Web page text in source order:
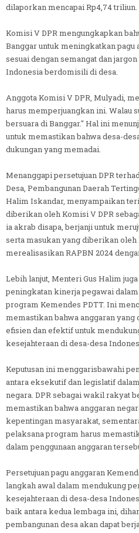
dilaporkan mencapai Rp4,74 triliun.
Komisi V DPR mengungkapkan
Banggar untuk meningkatkan pagu
sesuai dengan semangat dan
Indonesia berdomisili di desa.
Anggota Komisi V DPR, Mulyadi,
harus memperjuangkan ini. Walau
bersuara di Banggar." Hal ini
untuk memastikan bahwa desa-
dukungan yang memadai.
Menanggapi persetujuan DPR
Desa, Pembangunan Daerah
Halim Iskandar, menyampaikan
diberikan oleh Komisi V DPR
ia akrab disapa, berjanji untuk
serta masukan yang diberikan oleh
merealisasikan RAPBN 2024
Lebih lanjut, Menteri Gus Halim
peningkatan kinerja pegawai
program Kemendes PDTT. Ini
memastikan bahwa anggaran yang
efisien dan efektif untuk
kesejahteraan di desa-desa
Keputusan ini menggarisbawahi
antara eksekutif dan legislatif
negara. DPR sebagai wakil rakyat
memastikan bahwa anggaran
kepentingan masyarakat,
pelaksana program harus
dalam penggunaan anggaran
Persetujuan pagu anggaran
langkah awal dalam mendukung
kesejahteraan di desa-desa
baik antara kedua lembaga ini,
pembangunan desa akan dapat